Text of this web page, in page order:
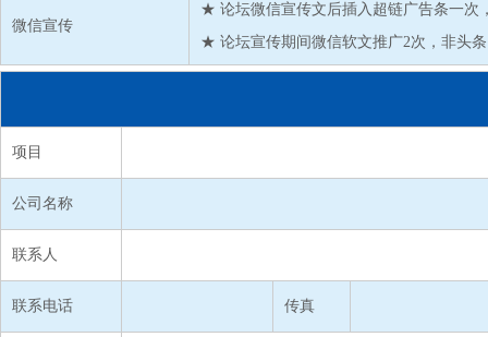
微信宣传
★ 论坛微信宣传文后插入超链广告条一次
★ 论坛宣传期间微信软文推广2次，非头
项目
公司名称
联系人
联系电话 传真